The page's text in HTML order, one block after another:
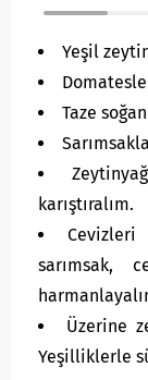
Yeşil
Taze
karıştıralım.
Cevizleri
sarımsak,
Üzerine
Yeşilliklerle